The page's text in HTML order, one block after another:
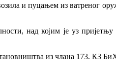
и пуцањем из ватреног
над којим је уз
из члана 173. КЗ